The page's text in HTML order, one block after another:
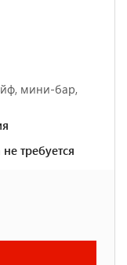
мини-бар,
требуется